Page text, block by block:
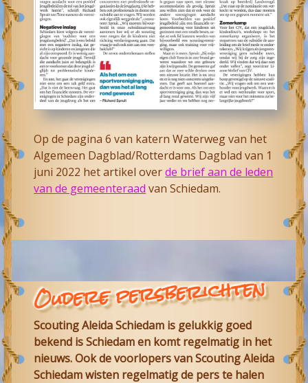
Op de pagina 6 van katern Waterweg van het
Algemeen Dagblad/Rotterdams Dagblad van 1
juni 2022 het artikel overde brief aan de leden
van de gemeenteraad van Schiedam.
Oudere persberichten
Scouting Aleida Schiedam is gelukkig goed
bekend is Schiedam en komt regelmatig in het
nieuws. Ook de voorlopers van Scouting Aleida
Schiedam wisten regelmatig de pers te halen